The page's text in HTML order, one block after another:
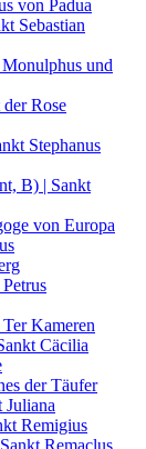
von Padua
Sebastian
und
Rose
Stephanus
B) | Sankt
von Europa
Kameren
Cäcilia
der Täufer
Juliana
Remigius
Remaclus